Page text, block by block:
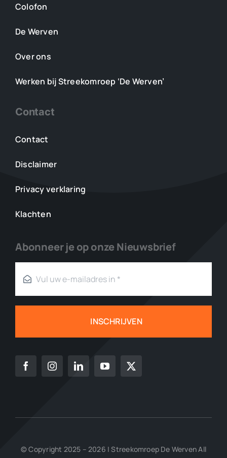
Colofon
De Werven
Over ons
Werken bij Streekomroep ‘De Werven’
Contact
Contact
Disclaimer
Privacy verklaring
Klachten
Abonneer je op onze Nieuwsbrief
INSCHRIJVEN
© Copyright 2025 – 2026 | Streekomroep De Werven All